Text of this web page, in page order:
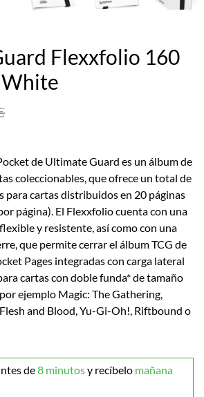
Flexxfolio 160
de Ultimate Guard es un álbum de
coleccionables, que ofrece un total de
para cartas distribuidos en 20 páginas
página). El Flexxfolio cuenta con una
y resistente, así como con una
que permite cerrar el álbum TCG de
Pages integradas con carga lateral
cartas con doble funda* de tamaño
ejemplo Magic: The Gathering,
and Blood, Yu-Gi-Oh!, Riftbound o
de8 minutosy recíbelo mañana